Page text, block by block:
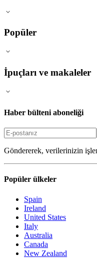
Popüler
İpuçları ve makaleler
Haber bülteni aboneliği
Göndererek, verilerinizin
Popüler ülkeler
Spain
Ireland
United States
Italy
Australia
Canada
New Zealand